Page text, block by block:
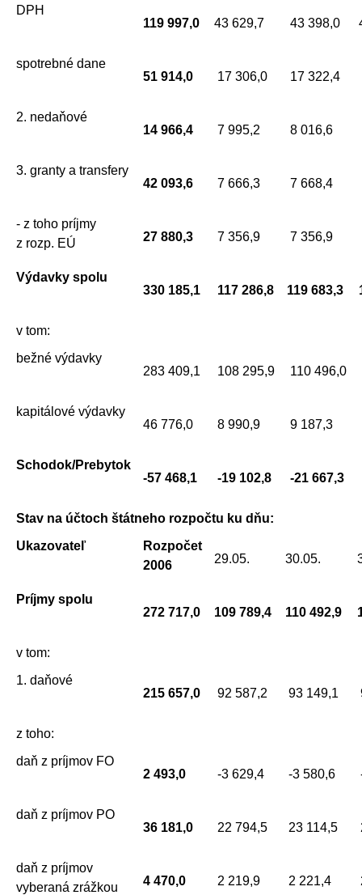
DPH
119 997,0
43 629,7 43 398,0
spotrebné dane
51 914,0
17 306,0 17 322,4
2. nedaňové
14 966,4
7 995,2 8 016,6
3. granty a transfery
42 093,6
7 666,3 7 668,4
- z toho príjmy
z rozp. EÚ
27 880,3 7 356,9 7 356,9
Výdavky spolu
330 185,1
117 286,8 119 683,3
v tom:
bežné výdavky
283 409,1
108 295,9 110 496,0
kapitálové výdavky
46 776,0
8 990,9 9 187,3
Schodok/Prebytok
-57 468,1
-19 102,8 -21 667,3
Stav na účtoch štátneho rozpočtu ku dňu:
Ukazovateľ
Rozpočet
2006
29.05. 30.05.
Príjmy spolu
272 717,0
109 789,4 110 492,9
v tom:
1. daňové
215 657,0
92 587,2 93 149,1
z toho:
daň z príjmov FO
2 493,0
-3 629,4 -3 580,6
daň z príjmov PO
36 181,0
22 794,5 23 114,5
daň z príjmov
vyberaná zrážkou
4 470,0 2 219,9 2 221,4